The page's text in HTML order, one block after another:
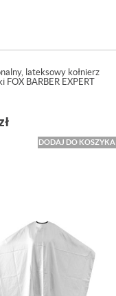
lateksowy kołnierz
FOX BARBER EXPERT
DODAJ DO KOSZYKA